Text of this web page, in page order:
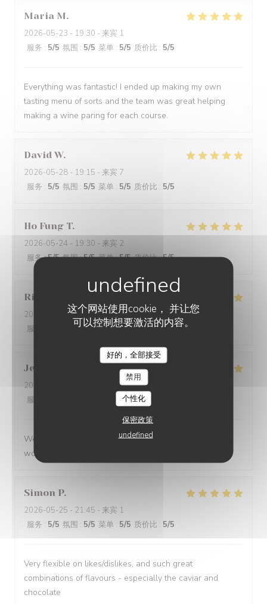
这个网站使用cookie， 并让您
可以控制想要激活的内容。
好的，全部接受
禁用
个性化
保密政策
undefined
Maria M
2026-05-23 - 19:30 - 来宾 1
服务 : 5/5 氛围 : 5/5 菜单 : 5/5 质价比 : 5/5
Everything was fantastic! I ended up making my own
tasting menu of sorts and the team was great helping
making a wine paring for each course.
David W
2026-05-28 - 19:15 - 来宾 7
服务 : 5/5 氛围 : 5/5 菜单 : 5/5 质价比 : 5/5
Ho Fung T
2026-05-24 - 19:30 - 来宾 2
服务:5/5 氛围:5/5 菜单:5/5 质价比:5/5
Riccardo
2026-05-25- 21:45 - 来宾 2
服务
: 4/5 菜单:5/5 质价比: 5 /5
Jenny
2026-05-25
- 21:15 - 来宾 2
服务
5/5 质价比
We had a great evening at Essencial. The staff was
wonderful and the food was excellent!
Simon P
2026-05-25 - 21:45 - 来宾 1
服务 : 5/5 氛围 : 5/5 菜单 : 5/5 质价比 : 5/5
Very flexible on likes/dislikes, and such great
combinations of flavours - especially the caviar and
chocolate